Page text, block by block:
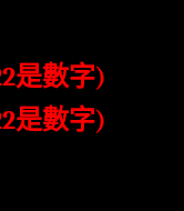
是數字)
是數字)